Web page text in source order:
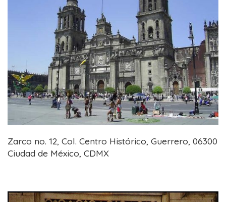
Zarco no. 12, Col. Centro Histórico, Guerrero, 06300
Ciudad de México, CDMX